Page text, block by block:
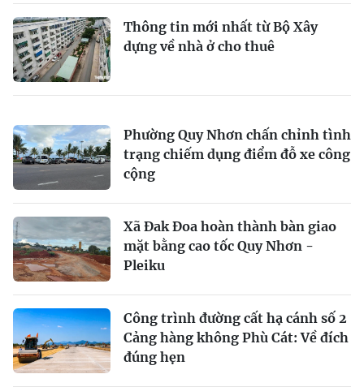
Thông tin mới nhất từ Bộ Xây
dựng về nhà ở cho thuê
Phường Quy Nhơn chấn chỉnh tình
trạng chiếm dụng điểm đỗ xe công
cộng
Xã Đak Đoa hoàn thành bàn giao
mặt bằng cao tốc Quy Nhơn -
Pleiku
Công trình đường cất hạ cánh số 2
Cảng hàng không Phù Cát: Về đích
đúng hẹn